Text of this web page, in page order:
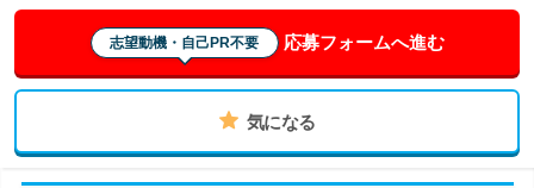
志望動機・自己PR不要 応募フォームへ進む
気になる